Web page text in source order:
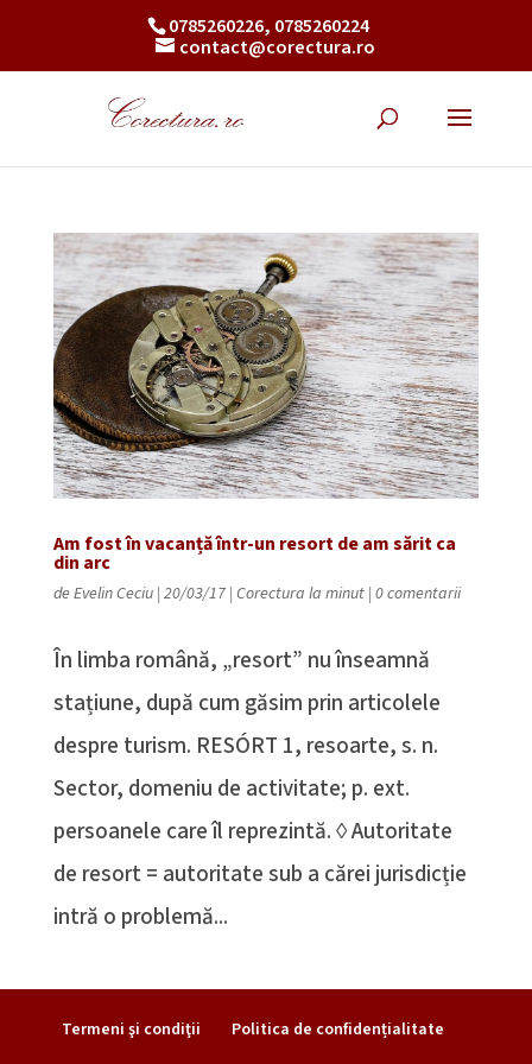
0785260226, 0785260224
contact@corectura.ro
Am fost în vacanță într-un resort de am sărit ca
din arc
deEvelin Ceciu| 20/03/17| Corectura la minut| 0 comentarii
În limba română, „resort” nu înseamnă
stațiune, după cum găsim prin articolele
despre turism. RESÓRT 1, resoarte, s. n.
Sector, domeniu de activitate; p. ext.
persoanele care îl reprezintă. ◊ Autoritate
de resort = autoritate sub a cărei jurisdicție
intră o problemă...
Termeni şi condiţii
Politica de confidențialitate